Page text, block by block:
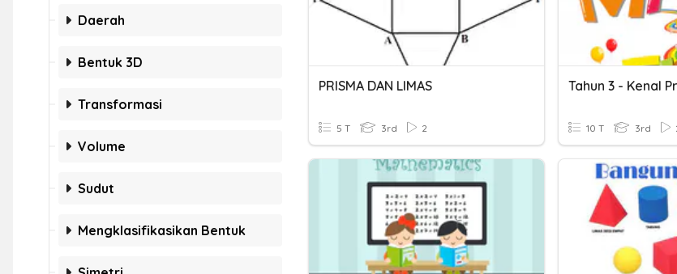
Daerah
Bentuk 3D
Transformasi
Volume
Sudut
Mengklasifikasikan Bentuk
PRISMA DAN LIMAS
5 T 3rd 2 10 T 3rd